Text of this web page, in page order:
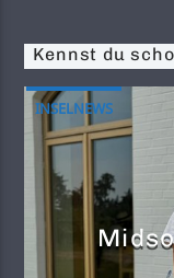
Kennst du
INSELNEWS